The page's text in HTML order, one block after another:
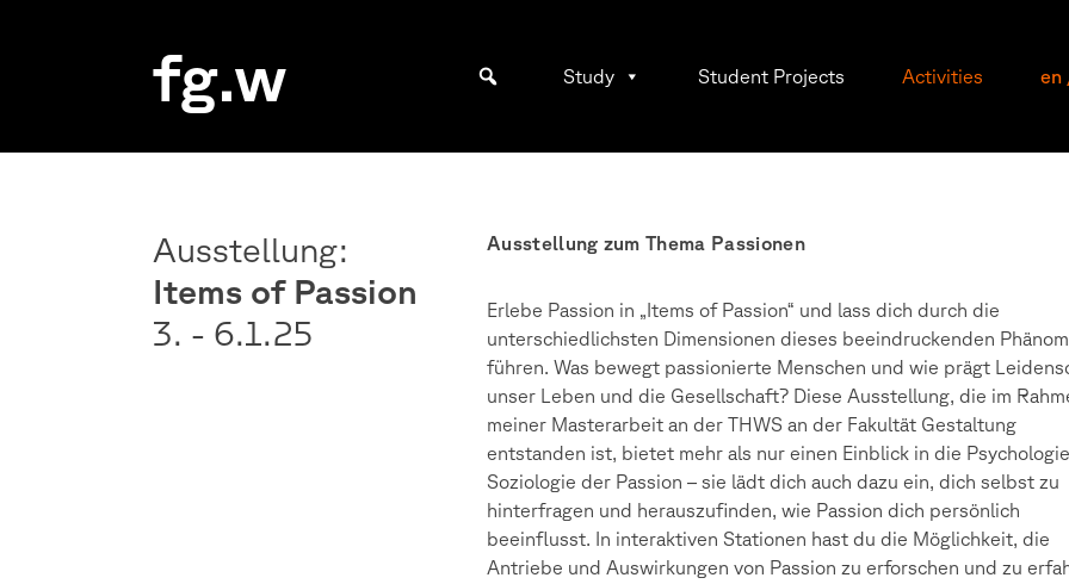
fg.w
Bachelor Kommunikationsdesign und Master Design & Information studieren
Study Student Projects Activities en
Ausstellung:
Items of Passion
3. - 6.1.25
Ausstellung zum Thema Passionen
Erlebe Passion in „Items of Passion“ und lass dich durch die
unterschiedlichsten Dimensionen dieses beeindruckenden
führen. Was bewegt passionierte Menschen und wie prägt
unser Leben und die Gesellschaft? Diese Ausstellung, die im
meiner Masterarbeit an der THWS an der Fakultät Gestaltung
entstanden ist, bietet mehr als nur einen Einblick in die
Soziologie der Passion – sie lädt dich auch dazu ein, dich selbst zu
hinterfragen und herauszufinden, wie Passion dich persönlich
beeinflusst. In interaktiven Stationen hast du die Möglichkeit, die
Antriebe und Auswirkungen von Passion zu erforschen und zu